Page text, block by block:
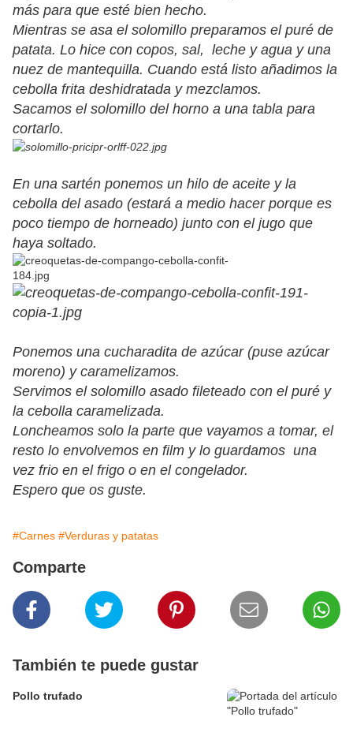
más para que esté bien hecho.
Mientras se asa el solomillo preparamos el puré de
patata. Lo hice con copos, sal, leche y agua y una
nuez de mantequilla. Cuando está listo añadimos la
cebolla frita deshidratada y mezclamos.
Sacamos el solomillo del horno a una tabla para
cortarlo.
En una sartén ponemos un hilo de aceite y la
cebolla del asado (estará a medio hacer porque es
poco tiempo de horneado) junto con el jugo que
haya soltado.
Ponemos una cucharadita de azúcar (puse azúcar
moreno) y caramelizamos.
Servimos el solomillo asado fileteado con el puré y
la cebolla caramelizada.
Loncheamos solo la parte que vayamos a tomar, el
resto lo envolvemos en film y lo guardamos una
vez frio en el frigo o en el congelador.
Espero que os guste.
#Carnes #Verduras y patatas
Comparte
También te puede gustar
Pollo trufado